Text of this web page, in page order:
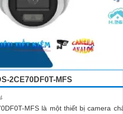
2CE70DF0T-MFS
MFS là một thiết bị camera